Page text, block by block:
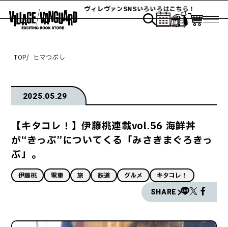
ヴィレヴァンSNSいろいろはこちら！
TOP ヒマつぶし
2025.05.29
【キタコレ！】伊藤桃連載vol.56 海鮮丼
が“きっぷ”についてくる「みさきまぐろきっ
ぷ」。
伊藤桃 電車 旅 鉄道 グルメ キタコレ！
SHARE